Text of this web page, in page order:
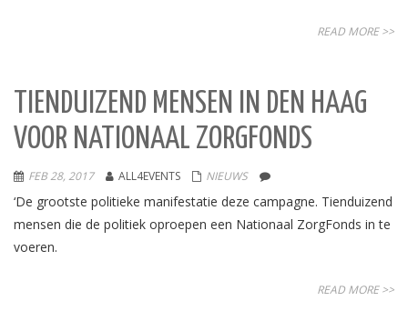
READ MORE >>
TIENDUIZEND MENSEN IN DEN HAAG
VOOR NATIONAAL ZORGFONDS
FEB 28, 2017 ALL4EVENTS NIEUWS
‘De grootste politieke manifestatie deze campagne. Tienduizend
mensen die de politiek oproepen een Nationaal ZorgFonds in te
voeren.
READ MORE >>